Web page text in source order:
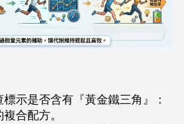
示是否含有『黃金鐵三角』：
合配方。